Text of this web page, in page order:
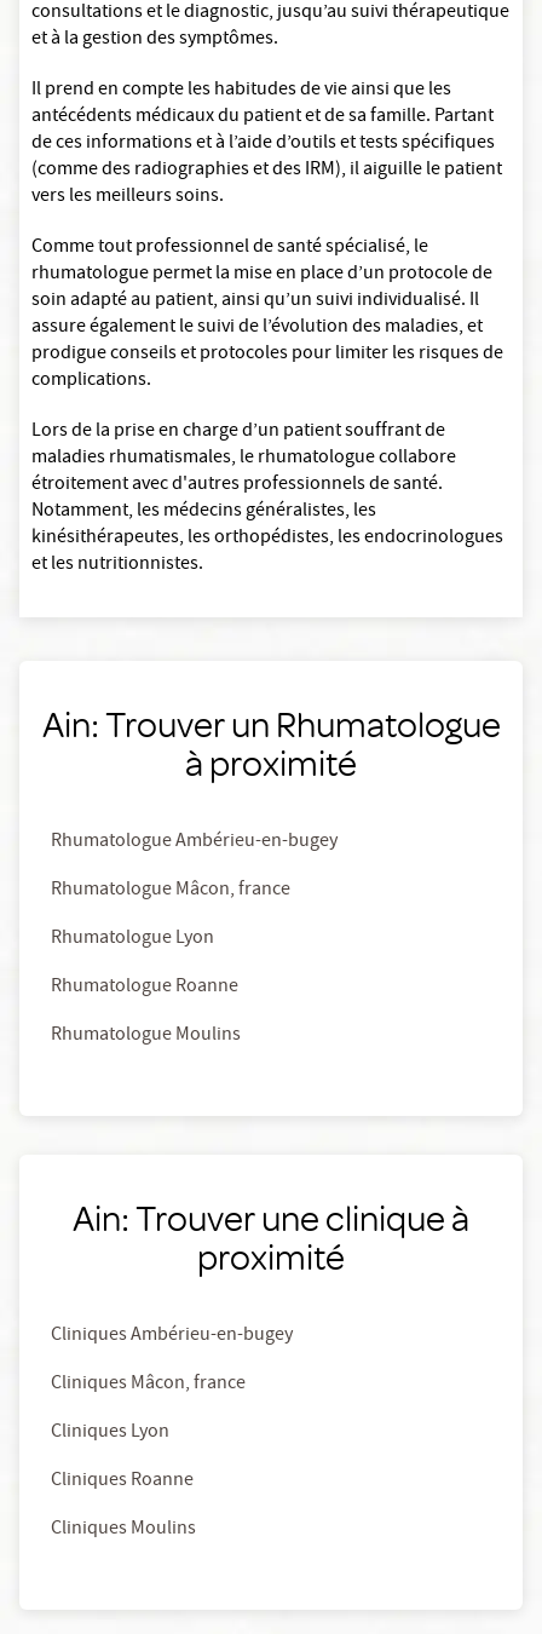
consultations et le diagnostic, jusqu’au suivi thérapeutique
et à la gestion des symptômes.
Il prend en compte les habitudes de vie ainsi que les
antécédents médicaux du patient et de sa famille. Partant
de ces informations et à l’aide d’outils et tests spécifiques
(comme des radiographies et des IRM), il aiguille le patient
vers les meilleurs soins.
Comme tout professionnel de santé spécialisé, le
rhumatologue permet la mise en place d’un protocole de
soin adapté au patient, ainsi qu’un suivi individualisé. Il
assure également le suivi de l’évolution des maladies, et
prodigue conseils et protocoles pour limiter les risques de
complications.
Lors de la prise en charge d’un patient souffrant de
maladies rhumatismales, le rhumatologue collabore
étroitement avec d'autres professionnels de santé.
Notamment, les médecins généralistes, les
kinésithérapeutes, les orthopédistes, les endocrinologues
et les nutritionnistes.
Ain: Trouver un Rhumatologue
à proximité
Rhumatologue Ambérieu-en-bugey
Rhumatologue Mâcon, france
Rhumatologue Lyon
Rhumatologue Roanne
Rhumatologue Moulins
Ain: Trouver une clinique à
proximité
Cliniques Ambérieu-en-bugey
Cliniques Mâcon, france
Cliniques Lyon
Cliniques Roanne
Cliniques Moulins